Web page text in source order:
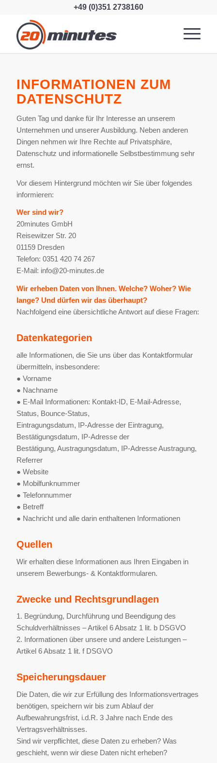
+49 (0)351 2738160
INFORMATIONEN ZUM
DATENSCHUTZ
Guten Tag und danke für Ihr Interesse an unserem
Unternehmen und unserer Ausbildung. Neben anderen
Dingen nehmen wir ​Ihre Rechte auf Privatsphäre,
Datenschutz und informationelle Selbstbestimmung​ sehr
ernst.
Vor diesem Hintergrund möchten wir Sie über folgendes
informieren:
Wer sind wir?
20minutes GmbH
Reisewitzer Str. 20
01159 Dresden
Telefon: 0351 420 74 267
E-Mail: info@20-minutes.de
Wir erheben Daten von Ihnen. Welche? Woher? Wie
lange? Und dürfen wir das überhaupt?
Nachfolgend eine übersichtliche Antwort auf diese Fragen:
Datenkategorien
alle Informationen, die Sie uns über das Kontaktformular
übermitteln, insbesondere:
● Vorname
● Nachname
● E-Mail Informationen: Kontakt-ID, E-Mail-Adresse,
Status, Bounce-Status,
Eintragungsdatum, IP-Adresse der Eintragung,
Bestätigungsdatum, IP-Adresse der
Bestätigung, Austragungsdatum, IP-Adresse Austragung,
Referrer
● Website
● Mobilfunknummer
● Telefonnummer
● Betreff
● Nachricht und alle darin enthaltenen Informationen
Quellen
Wir erhalten diese Informationen aus Ihren Eingaben in
unserem Bewerbungs- & Kontaktformularen.
Zwecke und Rechtsgrundlagen
1. Begründung, Durchführung und Beendigung des
Schuldverhältnisses – Artikel 6 Absatz 1 lit. b DSGVO
2. Informationen über unsere und andere Leistungen –
Artikel 6 Absatz 1 lit. f DSGVO
Speicherungsdauer
Die Daten, die wir zur Erfüllung des Informationsvertrages
benötigen, speichern wir bis zum Ablauf der
Aufbewahrungsfrist, i.d.R. 3 Jahre nach Ende des
Vertragsverhältnisses.
Sind wir verpflichtet, diese Daten zu erheben? Was
geschieht, wenn wir diese Daten nicht erheben?